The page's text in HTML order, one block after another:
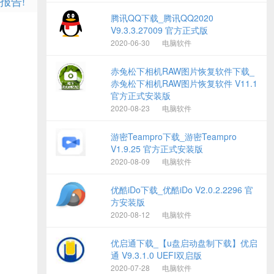
腾讯QQ下载_腾讯QQ2020
V9.3.3.27009 官方正式版
2020-06-30 电脑软件
赤兔松下相机RAW图片恢复软件下载_
赤兔松下相机RAW图片恢复软件 V11.1
官方正式安装版
2020-08-23 电脑软件
游密Teampro下载_游密Teampro
V1.9.25 官方正式安装版
2020-08-09 电脑软件
优酷iDo下载_优酷iDo V2.0.2.2296 官
方安装版
2020-08-12 电脑软件
优启通下载_【u盘启动盘制下载】优启
通 V9.3.1.0 UEFI双启版
2020-07-28 电脑软件